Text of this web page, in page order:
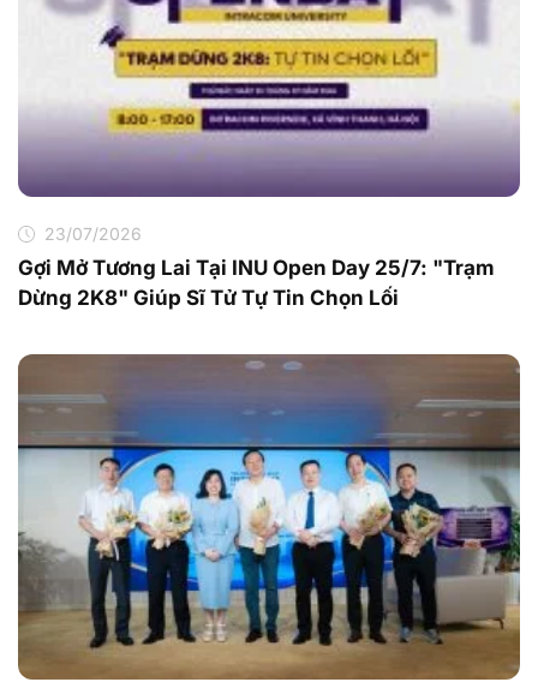
23/07/2026
Gợi Mở Tương Lai Tại INU Open Day 25/7: "Trạm
Dừng 2K8" Giúp Sĩ Tử Tự Tin Chọn Lối